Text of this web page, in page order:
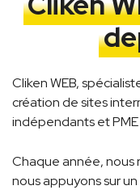
Cliken WEB,
création de sites
indépendants et
Chaque année, nous
nous appuyons sur